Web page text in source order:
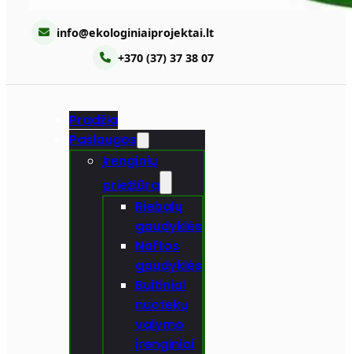
info@ekologiniaiprojektai.lt
+370 (37) 37 38 07
Pradžia
Paslaugos
Įrenginių
priežiūra
Riebalų
gaudyklės
Naftos
gaudyklės
Buitiniai
nuotekų
valymo
įrenginiai